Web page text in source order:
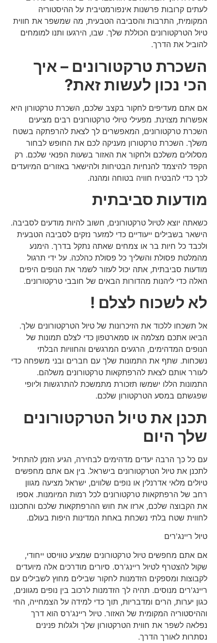
לעתים קרובות פרשנות אינפורמטיבית על ההיסטוריה
המקומית, התרבות והסביבה הטבעית, מה שמשפר את חווית
טיול הטרקטורונים הכוללת שלך. שבו, הירגעו ותנו למומחים
להוביל את הדרך.
השכרת טרקטורונים – איך
הכי נכון לעשות זאת?
אם אתם מעדיפים לחקור בקצב שלכם, השכרת טרקטורון היא
אפשרות מצוינת. מפעילי טיולי טרקטורונים רבים מציעים
השכרת טרקטורונים, המאפשרים לך לצאת להרפתקה בשטח
משלך. השכרת טרקטורון מעניקה לכם את החופש לבחור
מסלולים משלכם ולחקור את האזור בשעות הפנאי שלכם. רק
הקפד להיצמד להנחיות הבטיחות ולהישאר באזורים המיועדים
לכך כדי להבטיח חוויה בטוחה ומהנה.
מודעות סביבתית
כשאתה יוצא לטיול טרקטורונים, חשוב להיות מודעים לסביבה.
הישאר בשבילים ייעודיים כדי למזער נזקים לסביבה הטבעית
ולכבד כל חיות בר או צמחים שאתה נתקל בדרך. הימנע
מהמלטת פסולת והשליך כל פסולת כהלכה. על ידי תרגול
מודעות סביבתית, אתה יכול לעזור לשמר את הנופים היפים
האלה כדי ליהנות מהדורות הבאים של חובבי טרקטורונים.
לא לשכוח לצלם !
אל תשכחו ללכוד את הזיכרונות של טיול הטרקטורונים שלך.
הביאו אתכם מצלמה או סמארטפון כדי לצלם תמונות של
הנופים המדהימים, הרגעים המרגשים והחוויות הבלתי
נשכחות. שתף את התמונות שלך עם חברים ובני משפחה כדי
לעורר אותם לצאת להרפתקאות טרקטורונים משלהם.
התמונות הללו ישמשו תזכורת מתמשכת להתרגשות וליופי
שפגשתם במסע הטרקטורון שלכם.
תכנן את טיול הטרקטורונים
שלך היום
עם כל כך הרבה יעדים מדהימים לבחירה, הגיע הזמן להתחיל
לתכנן את טיול הטרקטורונים בישראל. בין אם אתם מחפשים
טיולים מלאי אדרנלין או נופים שלווים, ישראל מציעה מגוון
רחב של הרפתקאות טרקטורונים לכל רמות המיומנות. אספו
את הקבוצה שלכם, ארזו את חוש ההרפתקאות שלכם והתכוננו
לחווית שטח בלתי נשכחת באחת המדינות היפות בעולם.
טיול ריינג'רים
אם אתם מחפשים טיול טרקטורונים שמציע טוויסט ייחודי,
שקול להצטרף לטיול ריינג'רס. סיורים מודרכים אלה מיועדים
לקבוצות ומספקים הזדמנות לחקור שבילים מחוץ לשבילים עם
ריינג'רים מנוסים. תהיה לך הזדמנות לרכוב בין נופים מגוונים,
כגון יערות, הרים ומדבריות, תוך כדי למידה על הצמחייה, החי
וההיסטוריה המקומית של האזור. טיול ריינג'רס הוא דרך
נפלאה לשפר את חווית הטרקטורון שלך ולגלות פנינים
נסתרות לאורך הדרך.